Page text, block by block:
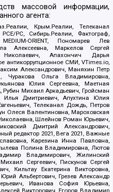
массовой информации,
агента:
Крым.Реалии, Телеканал
PC, Сибирь.Реалии, Фактограф,
ORIENT, Пономарев Лев
Алексеевна, Маркелов Сергей
Апахончич Дарья
антикоррупционное СМИ, VTimes.io,
Александрович, Маняхин Петр
Ольга Владимировна,
Юлия Сергеевна, Маетная
Рубин Михаил Аркадьевич, Гройсман
Илья Дмитриевич, Апухтина Юлия
Телеканал Дождь, Петров
Олеся Валентиновна, Мароховская
Шлейнов Роман Юрьевич,
Дмитрий Александрович,
редактор 2021, Вега 2021, Важные
Карезина Инна Павловна,
Полина Владимировна, Лютов
Владимирович, Жилинский
Сергеевич, Пискунов Сергей
Кильтау Екатерина Викторовна,
Альбертович, Грезев Александр
Иванова София Юрьевна,
Викторович, Егоров Владимир